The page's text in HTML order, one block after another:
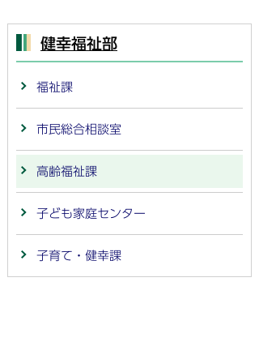
健幸福祉部
福祉課
市民総合相談室
高齢福祉課
子ども家庭センター
子育て・健幸課